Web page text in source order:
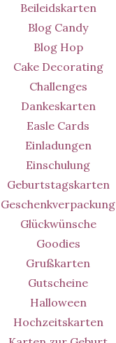
Beileidskarten
Blog Candy
Blog Hop
Cake Decorating
Challenges
Dankeskarten
Easle Cards
Einladungen
Einschulung
Geburtstagskarten
Geschenkverpackung
Glückwünsche
Goodies
Grußkarten
Gutscheine
Halloween
Hochzeitskarten